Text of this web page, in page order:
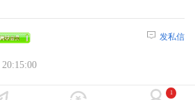
发私信
容，请选择【注册】
【登
1